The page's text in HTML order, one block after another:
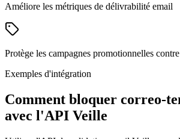
Améliore les métriques de délivrabilité email
Protège les campagnes promotionnelles
Exemples d'intégration
Comment bloquer correo-
avec l'API Veille